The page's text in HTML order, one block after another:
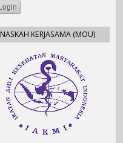
NASKAH KERJASAMA (MOU)